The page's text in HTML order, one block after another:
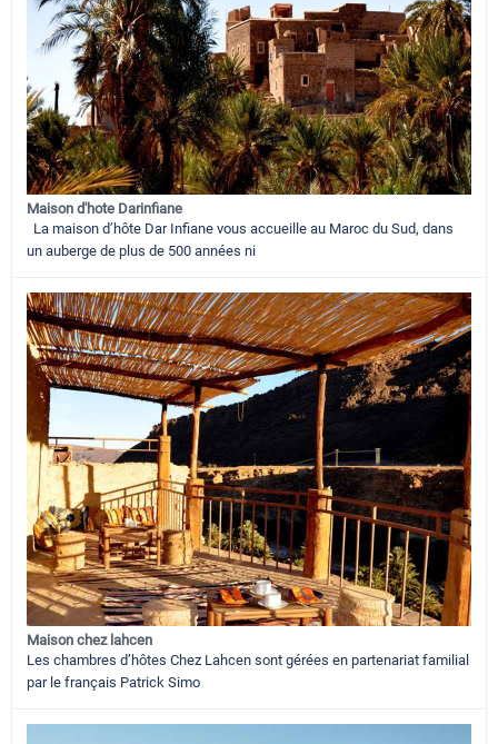
Maison d'hote Darinfiane
La maison d’hôte Dar Infiane vous accueille au Maroc du Sud, dans
un auberge de plus de 500 années ni
Maison chez lahcen
Les chambres d’hôtes Chez Lahcen sont gérées en partenariat familial
par le français Patrick Simo